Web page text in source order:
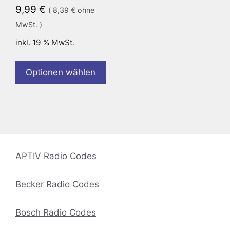
9,99 € ( 8,39 € ohne
MwSt. )
inkl. 19 % MwSt.
Optionen wählen
APTIV Radio Codes
Becker Radio Codes
Bosch Radio Codes